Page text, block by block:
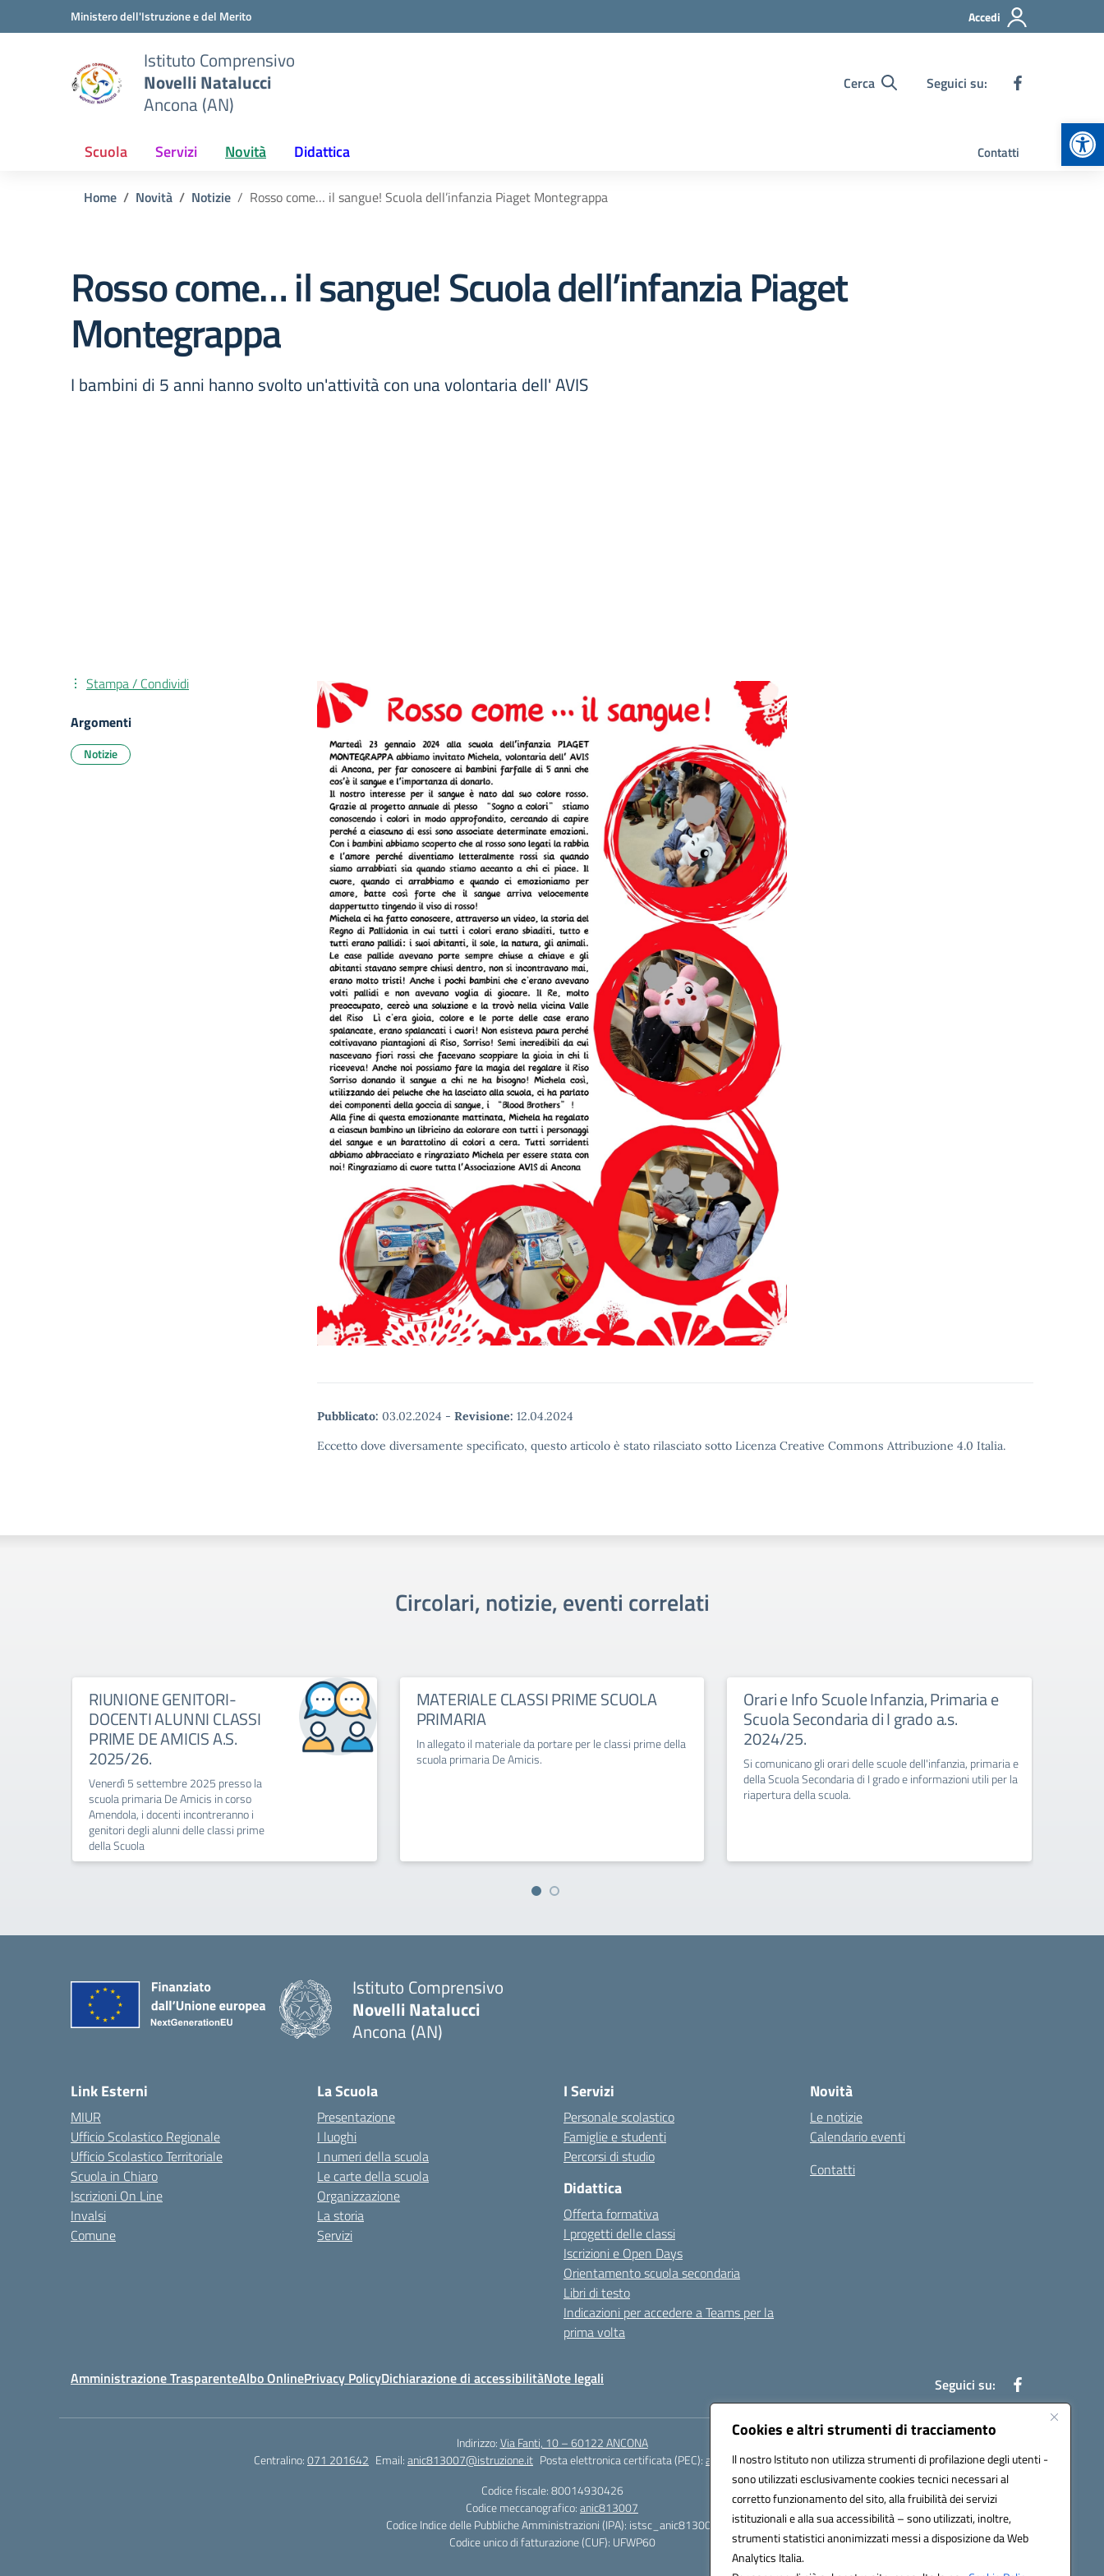
Cookies e altri strumenti di tracciamento
Il nostro Istituto non utilizza strumenti di profilazione degli utenti -
sono utilizzati esclusivamente cookies tecnici necessari al
corretto funzionamento del sito, alla fruibilità dei servizi
istituzionali e alla sua accessibilità – sono utilizzati, inoltre,
strumenti statistici anonimizzati messi a disposizione da Web
Analytics Italia.
Vai ai contenuti
Vai al menu di navigazioneMinistero dell'Istruzione e del Merito Accedi
Istituto Comprensivo
Novelli Natalucci
Ancona (AN)
Cerca Seguici su:
Scuola Servizi Novità Didattica Contatti
Home Novità Notizie Rosso come… il sangue! Scuola dell’infanzia Piaget Montegrappa
Rosso come… il sangue! Scuola dell’infanzia Piaget
Montegrappa
I bambini di 5 anni hanno svolto un'attività con una volontaria dell' AVIS
Pubblicato: 03.02.2024 - Revisione: 12.04.2024
Eccetto dove diversamente specificato, questo articolo è stato rilasciato sotto Licenza Creative Commons Attribuzione 4.0 Italia.
Stampa / Condividi
Argomenti
Notizie
Circolari, notizie, eventi correlati
RIUNIONE GENITORI-
DOCENTI ALUNNI CLASSI
PRIME DE AMICIS A.S.
2025/26.
Venerdì 5 settembre 2025 presso la
scuola primaria De Amicis in corso
Amendola, i docenti incontreranno i
genitori degli alunni delle classi prime
della Scuola
MATERIALE CLASSI PRIME SCUOLA
PRIMARIA
In allegato il materiale da portare per le classi prime della
scuola primaria De Amicis.
Orari e Info Scuole Infanzia, Primaria e
Scuola Secondaria di I grado a.s.
2024/25.
Si comunicano gli orari delle scuole dell'infanzia, primaria e
della Scuola Secondaria di I grado e informazioni utili per la
riapertura della scuola.
Istituto Comprensivo
Novelli Natalucci
Ancona (AN)
Link Esterni
MIUR
Ufficio Scolastico Regionale
Ufficio Scolastico Territoriale
Scuola in Chiaro
Iscrizioni On Line
Invalsi
Comune
La Scuola
Presentazione
I luoghi
I numeri della scuola
Le carte della scuola
Organizzazione
La storia
Servizi
I Servizi
Personale scolastico
Famiglie e studenti
Percorsi di studio
Didattica
Offerta formativa
I progetti delle classi
Iscrizioni e Open Days
Orientamento scuola secondaria
Libri di testo
Indicazioni per accedere a Teams per la
prima volta
Novità
Le notizie
Calendario eventi
Contatti
Amministrazione TrasparenteAlbo OnlinePrivacy PolicyDichiarazione di accessibilitàNote legali Seguici su:
Indirizzo:Via Fanti, 10 – 60122 ANCONA
Centralino:071 201642 Email:anic813007@istruzione.it Posta elettronica certificata (PEC):anic813007@pec.istruzione.it
Codice fiscale: 80014930426
Codice meccanografico:anic813007
Codice Indice delle Pubbliche Amministrazioni (IPA): istsc_anic813007
Codice unico di fatturazione (CUF): UFWP60